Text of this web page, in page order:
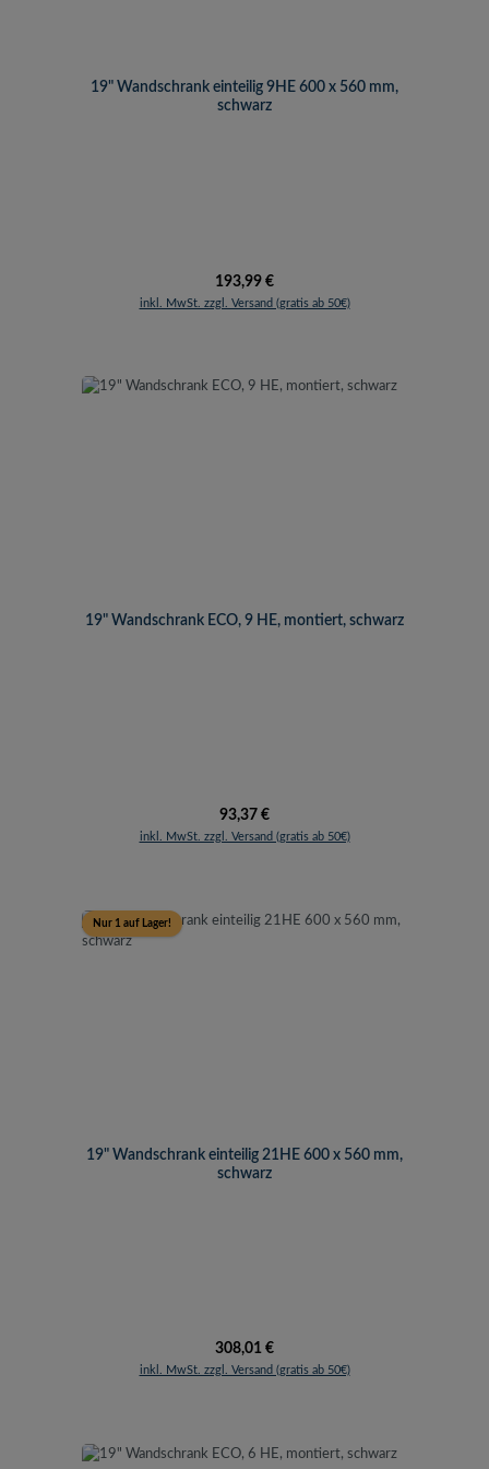
19" Wandschrank einteilig 9HE 600 x 560 mm,
schwarz
Regulärer Preis:
193,99 €
inkl. MwSt. zzgl. Versand (gratis ab 50€)
19" Wandschrank ECO, 9 HE, montiert, schwarz
Regulärer Preis:
93,37 €
inkl. MwSt. zzgl. Versand (gratis ab 50€)
Nur 1 auf Lager!
19" Wandschrank einteilig 21HE 600 x 560 mm,
schwarz
Regulärer Preis:
308,01 €
inkl. MwSt. zzgl. Versand (gratis ab 50€)